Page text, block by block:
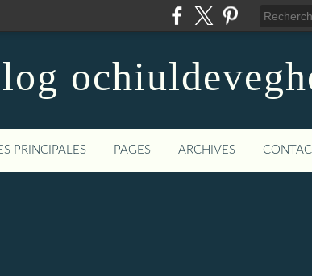
PRINCIPALES PAGES ARCHIVES